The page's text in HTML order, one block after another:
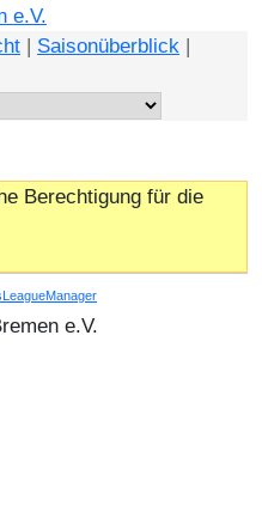
| Saisonüberblick |
Berechtigung für die
e.V.